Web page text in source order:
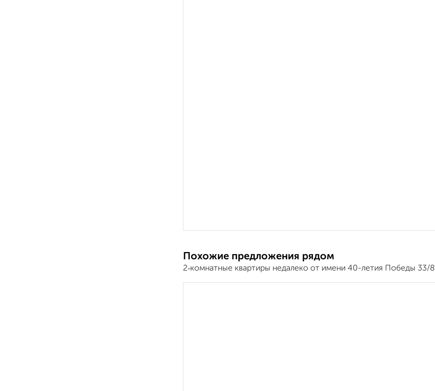
Похожие предложения рядом
2‑комнатные квартиры недалеко от имени 40-летия Победы 33/8